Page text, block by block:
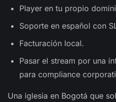
Player en tu propio
Soporte en español con
Facturación local.
Pasar el stream por una
para compliance
Una iglesia en Bogotá que